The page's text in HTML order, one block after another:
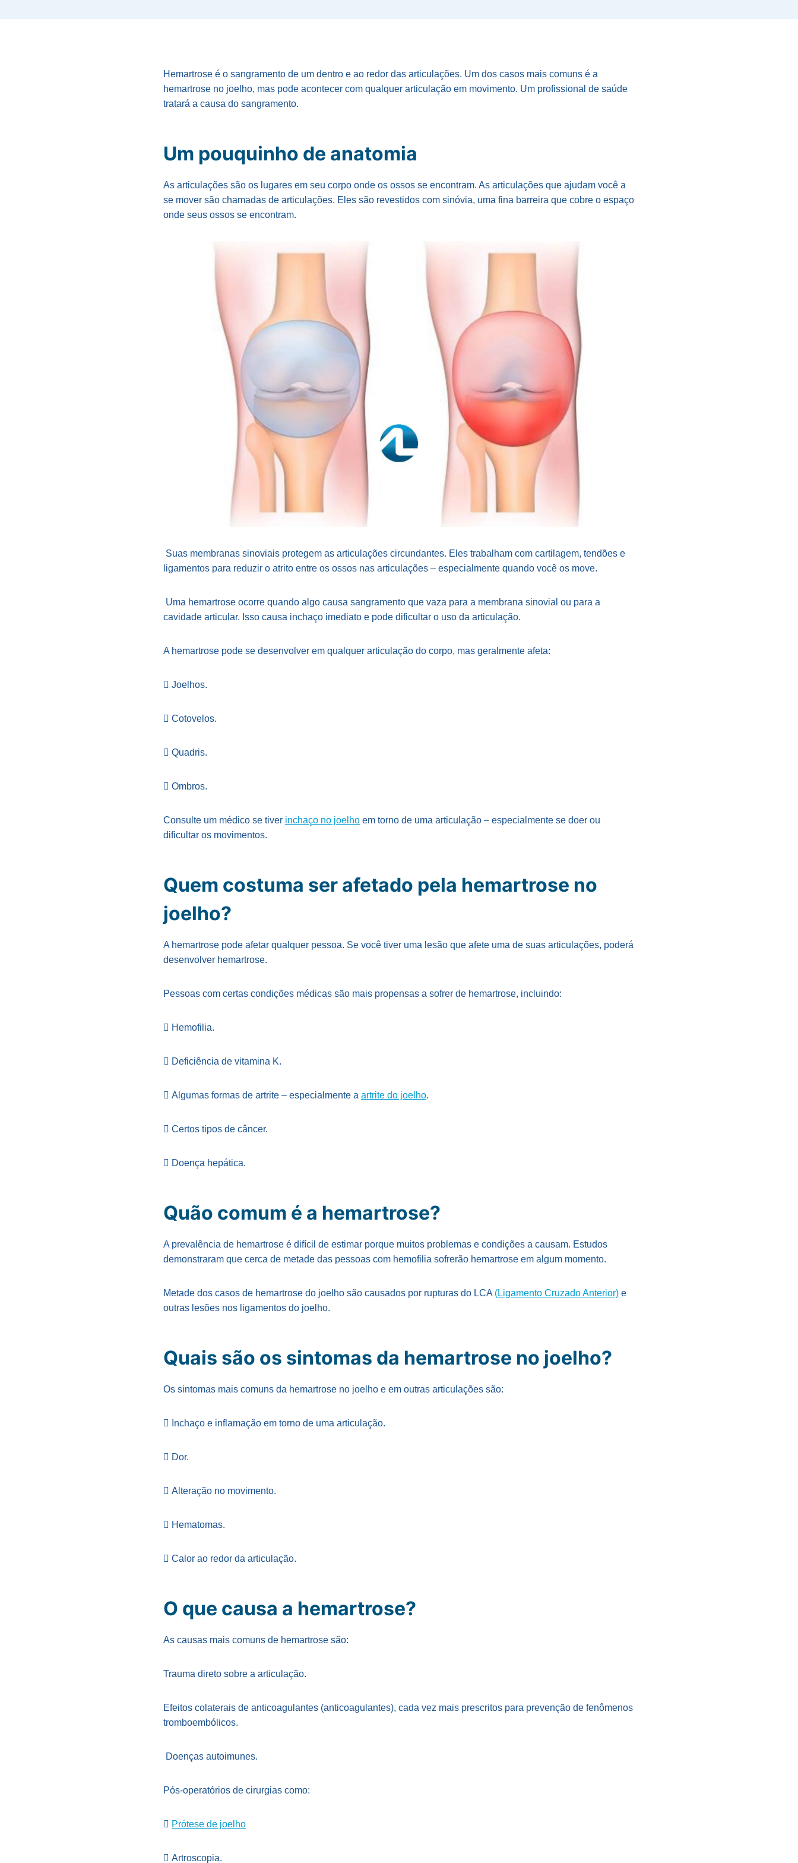
Hemartrose é o sangramento de um dentro e ao redor das articulações. Um dos casos mais comuns é a
hemartrose no joelho, mas pode acontecer com qualquer articulação em movimento. Um profissional de saúde
tratará a causa do sangramento.
Um pouquinho de anatomia
As articulações são os lugares em seu corpo onde os ossos se encontram. As articulações que ajudam você a
se mover são chamadas de articulações. Eles são revestidos com sinóvia, uma fina barreira que cobre o espaço
onde seus ossos se encontram.
Suas membranas sinoviais protegem as articulações circundantes. Eles trabalham com cartilagem, tendões e
ligamentos para reduzir o atrito entre os ossos nas articulações – especialmente quando você os move.
Uma hemartrose ocorre quando algo causa sangramento que vaza para a membrana sinovial ou para a
cavidade articular. Isso causa inchaço imediato e pode dificultar o uso da articulação.
A hemartrose pode se desenvolver em qualquer articulação do corpo, mas geralmente afeta:
 Joelhos.
 Cotovelos.
 Quadris.
 Ombros.
Consulte um médico se tiver inchaço no joelho em torno de uma articulação – especialmente se doer ou
dificultar os movimentos.
Quem costuma ser afetado pela hemartrose no
joelho?
A hemartrose pode afetar qualquer pessoa. Se você tiver uma lesão que afete uma de suas articulações, poderá
desenvolver hemartrose.
Pessoas com certas condições médicas são mais propensas a sofrer de hemartrose, incluindo:
 Hemofilia.
 Deficiência de vitamina K.
 Algumas formas de artrite – especialmente a artrite do joelho.
 Certos tipos de câncer.
 Doença hepática.
Quão comum é a hemartrose?
A prevalência de hemartrose é difícil de estimar porque muitos problemas e condições a causam. Estudos
demonstraram que cerca de metade das pessoas com hemofilia sofrerão hemartrose em algum momento.
Metade dos casos de hemartrose do joelho são causados ​​por rupturas do LCA (Ligamento Cruzado Anterior) e
outras lesões nos ligamentos do joelho.
Quais são os sintomas da hemartrose no joelho?
Os sintomas mais comuns da hemartrose no joelho e em outras articulações são:
 Inchaço e inflamação em torno de uma articulação.
 Dor.
 Alteração no movimento.
 Hematomas.
 Calor ao redor da articulação.
O que causa a hemartrose?
As causas mais comuns de hemartrose são:
Trauma direto sobre a articulação.
Efeitos colaterais de anticoagulantes (anticoagulantes), cada vez mais prescritos para prevenção de fenômenos
tromboembólicos.
Doenças autoimunes.
Pós-operatórios de cirurgias como:
 Prótese de joelho
 Artroscopia.